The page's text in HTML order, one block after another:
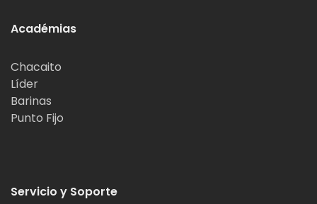
Académias
Chacaito
Líder
Barinas
Punto Fijo
Servicio y Soporte